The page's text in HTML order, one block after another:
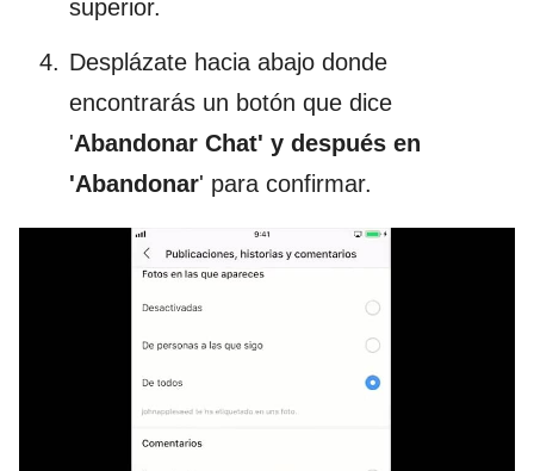
superior.
Desplázate hacia abajo donde
encontrarás un botón que dice
'Abandonar Chat' y después en
'Abandonar' para confirmar.